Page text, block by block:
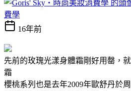
費學
16年前
先前的玫瑰光漾身體霜剛好用罄，
霜
櫻桃系列也是去年2009年歐舒丹於